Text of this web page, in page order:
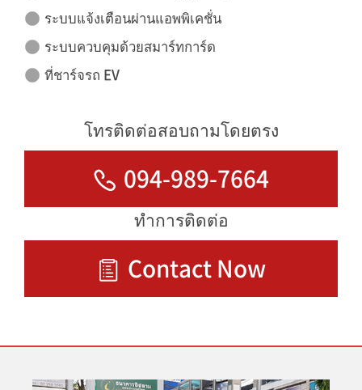
ระบบแจ้งเตือนผ่านแอพพิเคชั่น
ระบบควบคุมด้วยสมาร์ทการ์ด
ที่ชาร์จรถ EV
โทรติดต่อสอบถามโดยตรง
094-989-7664
ทำการติดต่อ
Contact Now